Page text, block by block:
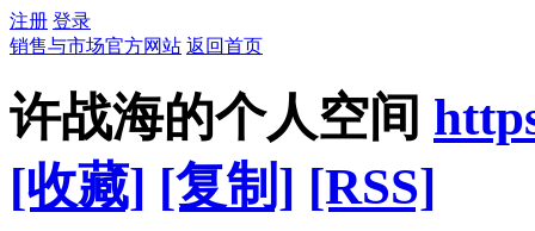
注册 登录
销售与市场官方网站 返回首页
许战海的个人空间
[收藏] [复制] [RSS]